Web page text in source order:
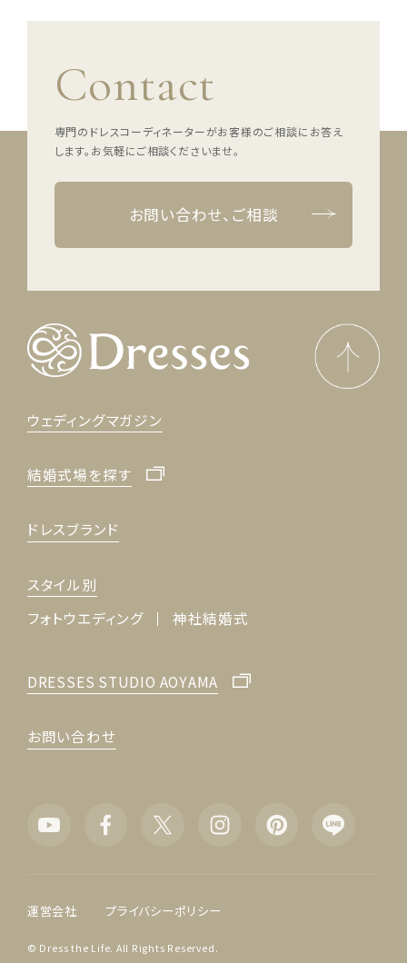
Contact
専門のドレスコーディネーターがお客様のご相談にお答え
します。 お気軽にご相談くださいませ。
お問い合わせ、ご相談
ウェディングマガジン
結婚式場を探す
ドレスブランド
スタイル別
フォトウエディング
神社結婚式
DRESSES STUDIO AOYAMA
お問い合わせ
運営会社 プライバシーポリシー
© Dress the Life. All Rights Reserved.